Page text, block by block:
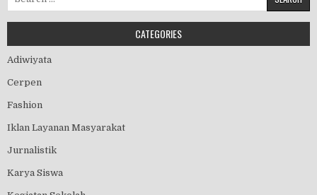
CATEGORIES
Adiwiyata
Cerpen
Fashion
Iklan Layanan Masyarakat
Jurnalistik
Karya Siswa